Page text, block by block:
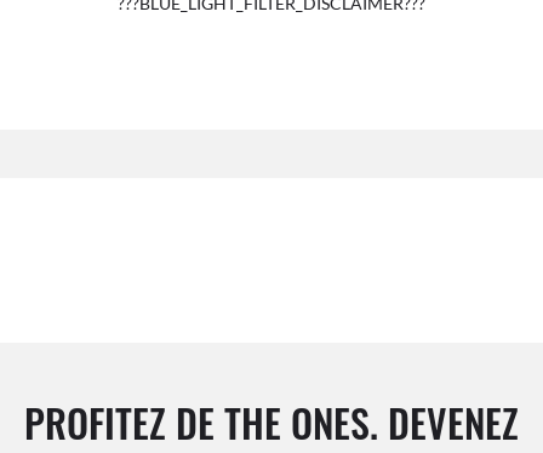
PROFITEZ DE THE ONES. DEVENEZ